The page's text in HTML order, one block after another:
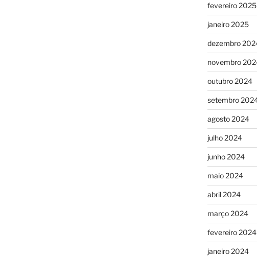
fevereiro 2025
janeiro 2025
dezembro
novembro
outubro 2024
setembro
agosto 2024
julho 2024
junho 2024
maio 2024
abril 2024
março 2024
fevereiro 2024
janeiro 2024